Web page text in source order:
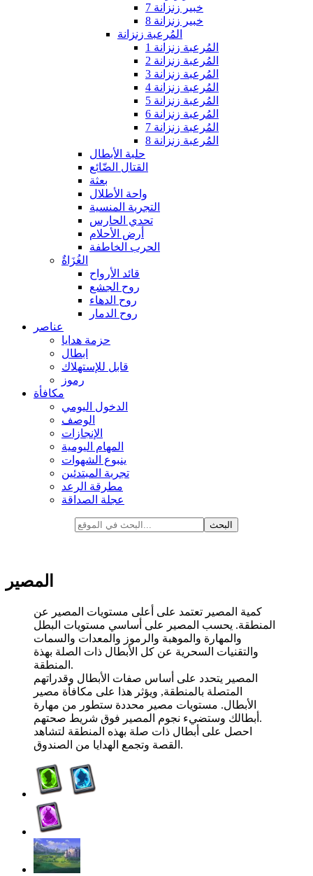
خبير زنزانة 7
خبير زنزانة 8
المُرعبة زنزانة
المُرعبة زنزانة 1
المُرعبة زنزانة 2
المُرعبة زنزانة 3
المُرعبة زنزانة 4
المُرعبة زنزانة 5
المُرعبة زنزانة 6
المُرعبة زنزانة 7
المُرعبة زنزانة 8
حلبة الأبطال
القتال الضّائع
بعثة
واحة الأطلال
التجربة المنسية
تحدي الحارس
أرض الأحلام
الحرب الخاطفة
الغُزَاةٌ
قائد الأرواح
روح الجشع
روح الدهاء
روح الدمار
عناصر
حزمة هدايا
ابطال
قابل للإستهلاك
رموز
مكافأة
الدخول اليومي
الوصف
الإنجازات
المهام اليومية
ينبوع الشهوات
تجربة المبتدئين
مطرقة الرعد
عجلة الصداقة
المصير
كمية المصير تعتمد على أعلى مستويات المصير عن
المنطقة. يحسب المصير على أساسي مستويات البطل
والمهارة والموهبة والرموز والمعدات والسمات
والتقنيات السحرية عن كل الأبطال ذات الصلة بهذة
المنطقة.
المصير يتحدد على أساس صفات الأبطال وقدراتهم
المتصلة بالمنطقة, ويؤثر هذا على مكافأة مصير
الأبطال. مستويات مصير محددة ستطور من مهارة
أبطالك وستضيء نجوم المصير فوق شريط صحتهم.
احصل على أبطال ذات صلة بهذه المنطقة لتشاهد
القصة وتجمع الهدايا من الصندوق.